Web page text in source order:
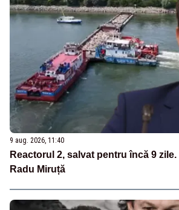
9 aug. 2026, 11:40
Reactorul 2, salvat pentru încă 9
Radu Miruță